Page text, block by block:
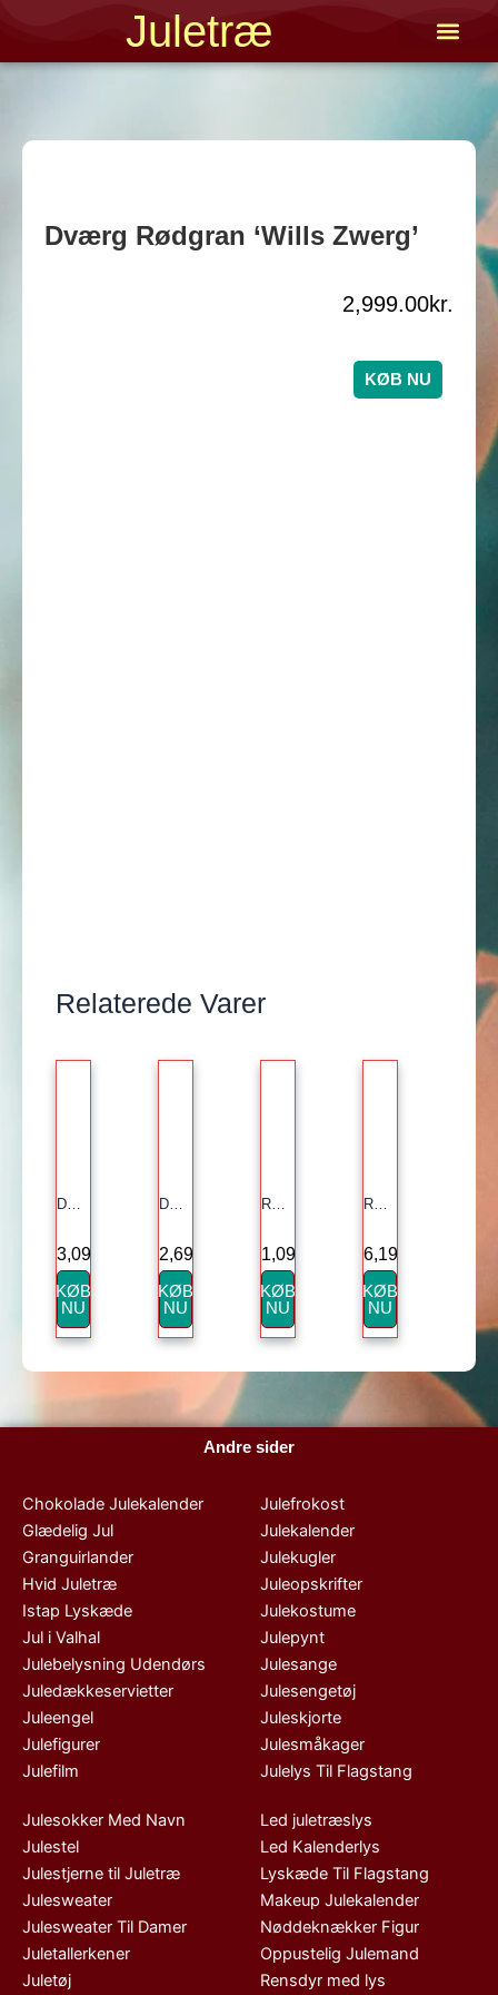
indholdet
Juletræ
Dværg Rødgran ‘Wills Zwerg’
2,999.00kr.
KØB NU
Relaterede Varer
3,099.00
KØB
NU
2,699.00
KØB
NU
1,099.00
KØB
NU
6,199.00
KØB
NU
Andre sider
Chokolade Julekalender
Glædelig Jul
Granguirlander
Hvid Juletræ
Istap Lyskæde
Jul i Valhal
Julebelysning Udendørs
Juledækkeservietter
Juleengel
Julefigurer
Julefilm
Julefrokost
Julekalender
Julekugler
Juleopskrifter
Julekostume
Julepynt
Julesange
Julesengetøj
Juleskjorte
Julesmåkager
Julelys Til Flagstang
Julesokker Med Navn
Julestel
Julestjerne til Juletræ
Julesweater
Julesweater Til Damer
Juletallerkener
Juletøj
Led juletræslys
Led Kalenderlys
Lyskæde Til Flagstang
Makeup Julekalender
Nøddeknækker Figur
Oppustelig Julemand
Rensdyr med lys